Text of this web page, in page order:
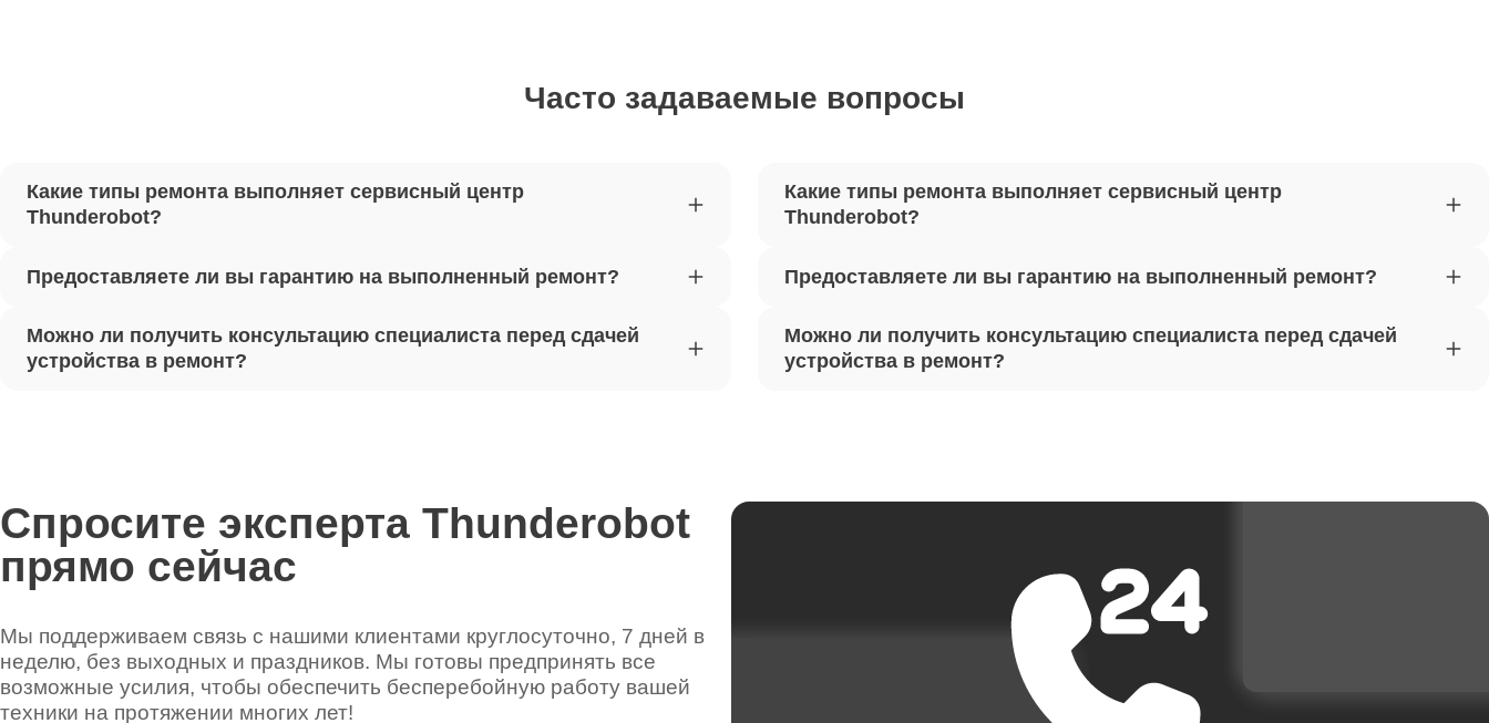
Настройка Wi-Fi ноутбуков Thunderobot 90
Ремонт петель крышки ноутбуков
Thunderobot
110 от 1045
Ремонт вебкамеры ноутбуков Thunderobot 80 от 1620
Установка драйверов ноутбуков
70
от 3700
Ремонт видеокарты ноутбуков Thunderobot
Часто задаваемые вопросы
Какие типы ремонта выполняет сервисный центр
Thunderobot?
Предоставляете ли вы гарантию на выполненный ремонт?
Можно ли получить консультацию специалиста перед сдачей
устройства в ремонт?
Какие типы ремонта выполняет сервисный центр
Thunderobot?
Предоставляете ли вы гарантию на выполненный ремонт?
Можно ли получить консультацию специалиста перед сдачей
устройства в ремонт?
Спросите эксперта Thunderobot
прямо сейчас
Мы поддерживаем связь с нашими клиентами круглосуточно, 7 дней в
неделю, без выходных и праздников. Мы готовы предпринять все
возможные усилия, чтобы обеспечить бесперебойную работу вашей
техники на протяжении многих лет!